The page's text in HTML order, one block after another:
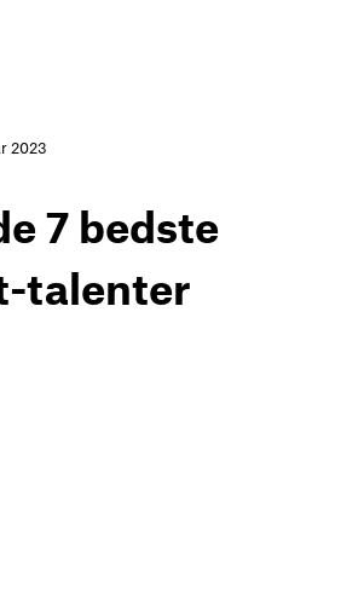
2023
7 bedste
talenter